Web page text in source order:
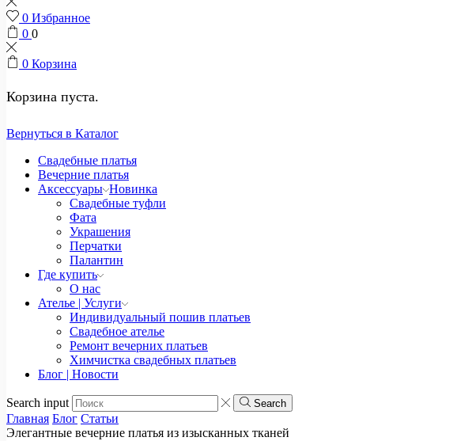
0 Избранное
0 0
0 Корзина
Корзина пуста.
Вернуться в Каталог
Свадебные платья
Вечерние платья
Аксессуары Новинка
Свадебные туфли
Фата
Украшения
Перчатки
Палантин
Где купить
О нас
Ателье | Услуги
Индивидуальный пошив платьев
Свадебное ателье
Ремонт вечерних платьев
Химчистка свадебных платьев
Блог | Новости
Search input Search
Главная Блог Статьи
Элегантные вечерние платья из изысканных тканей